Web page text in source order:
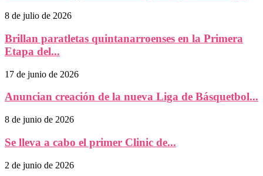
8 de julio de 2026
Brillan paratletas quintanarroenses en la Primera
Etapa del...
17 de junio de 2026
Anuncian creación de la nueva Liga de Básquetbol...
8 de junio de 2026
Se lleva a cabo el primer Clinic de...
2 de junio de 2026